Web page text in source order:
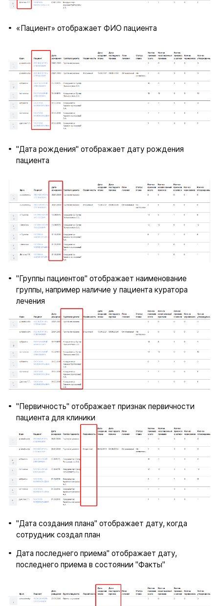
«Пациент» отображает ФИО пациента
"Дата рождения" отображает дату рождения
пациента
"Группы пациентов" отображает наименование
группы, например наличие у пациента куратора
лечения
"Первичность" отображает признак первичности
пациента для клиники
"Дата создания плана" отображает дату, когда
сотрудник создал план
Дата последнего приема" отображает дату,
последнего приема в состоянии "Факты"